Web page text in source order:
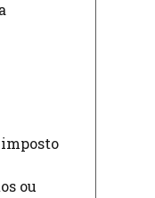
ou